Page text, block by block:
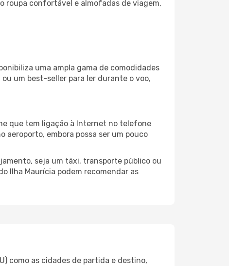
roupa confortável e almofadas de viagem,
uma ampla gama de comodidades
um best-seller para ler durante o voo,
que tem ligação à Internet no telefone
aeroporto, embora possa ser um pouco
seja um táxi, transporte público ou
Ilha Maurícia podem recomendar as
como as cidades de partida e destino,